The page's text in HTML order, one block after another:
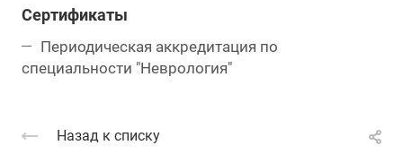
Сертификаты
Периодическая аккредитация по
специальности "Неврология"
Назад к списку